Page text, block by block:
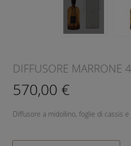
DIFFUSORE MARRONE
570,00 €
Diffusore a midollino, foglie di cassis